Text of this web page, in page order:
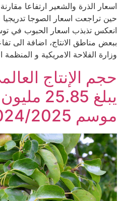
اسعار الذرة والشعير ارتفاعا
انعكس تذبذب اسعار الحبوب في
ببعض مناطق الانتاج، اضافة الى
وزارة الفلاحة الامريكية و المنظمة
حجم الإنتاج
يبلغ
موسم 2024/2025